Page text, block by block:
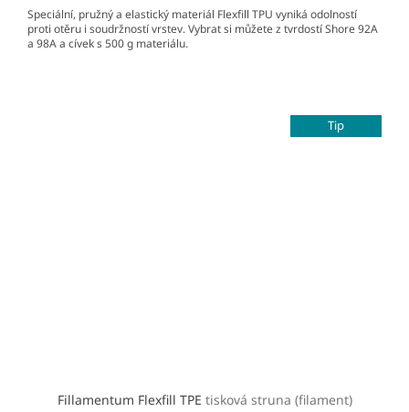
Speciální, pružný a elastický materiál Flexfill TPU vyniká odolností
proti otěru i soudržností vrstev. Vybrat si můžete z tvrdostí Shore 92A
a 98A a cívek s 500 g materiálu.
Tip
Fillamentum Flexfill TPE tisková struna (filament)